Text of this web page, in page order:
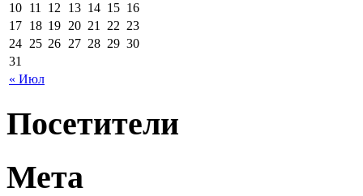
« Июл
10 11 12 13 14 15 16
17 18 19 20 21 22 23
24 25 26 27 28 29 30
31
Посетители
Мета